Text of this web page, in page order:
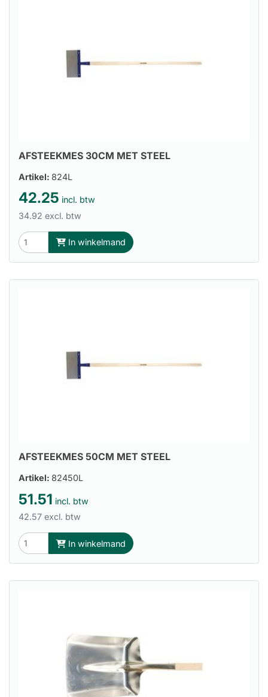
AFSTEEKMES 30CM MET STEEL
Artikel: 824L
42.25 incl. btw
34.92 excl. btw
In winkelmand
AFSTEEKMES 50CM MET STEEL
Artikel: 82450L
51.51 incl. btw
42.57 excl. btw
In winkelmand